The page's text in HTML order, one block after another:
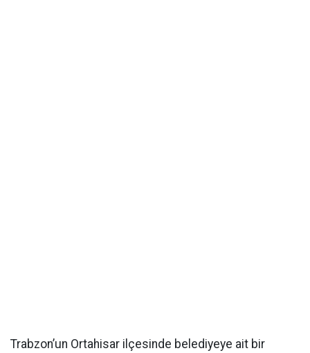
Trabzon’un Ortahisar ilçesinde belediyeye ait bir